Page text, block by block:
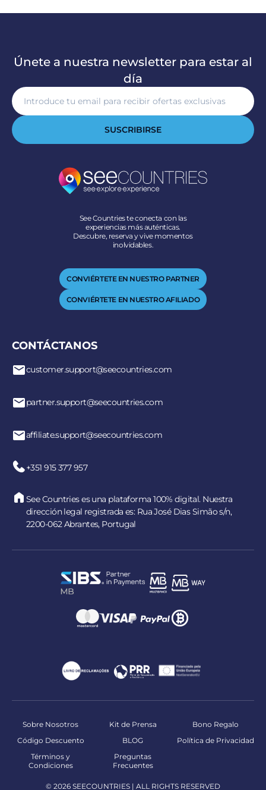
Únete a nuestra newsletter para estar al
día
SUSCRIBIRSE
See Countries te conecta con las
experiencias más auténticas.
Descubre, reserva y vive momentos
inolvidables.
CONVIÉRTETE EN NUESTRO PARTNER
CONVIÉRTETE EN NUESTRO AFILIADO
CONTÁCTANOS
customer.support@seecountries.com
partner.support@seecountries.com
affiliate.support@seecountries.com
+351 915 377 957
See Countries es una plataforma 100% digital. Nuestra
dirección legal registrada es: Rua José Dias Simão s/n,
2200-062 Abrantes, Portugal
Sobre Nosotros Kit de Prensa
Bono Regalo
Código Descuento
BLOG
Política de Privacidad
Términos y
Condiciones
Preguntas
Frecuentes
© 2026 SEECOUNTRIES | ALL RIGHTS RESERVED